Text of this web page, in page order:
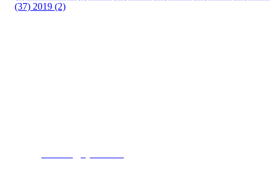
(37) 2019 (2)